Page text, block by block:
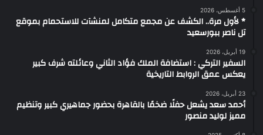
5 أغسطس، 2026
* لأول مرة.. الكشف عن مجمع متكامل لمنشآت للاستحمام بموقع
تل ناصر ببورسعيد
19 أبريل، 2026
السفير التركي : استضافة الملك فؤاد الثاني وعائلته شرف كبير
يعكس عمق الروابط التاريخية
23 أبريل، 2026
أحمد سعد يشعل حفلًا ضخمًا بالقاهرة بحضور جماهيري كبير وتنظيم
مميز لوليد منصور